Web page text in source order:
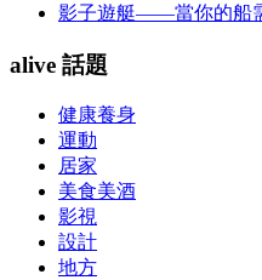
影子遊艇——當你的船
alive 話題
健康養身
運動
居家
美食美酒
影視
設計
地方